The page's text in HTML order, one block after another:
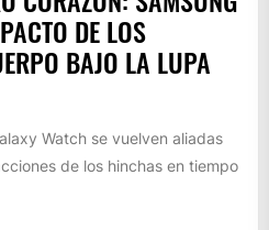
DE LOS
BAJO LA LUPA
Watch se vuelven aliadas
de los hinchas en tiempo